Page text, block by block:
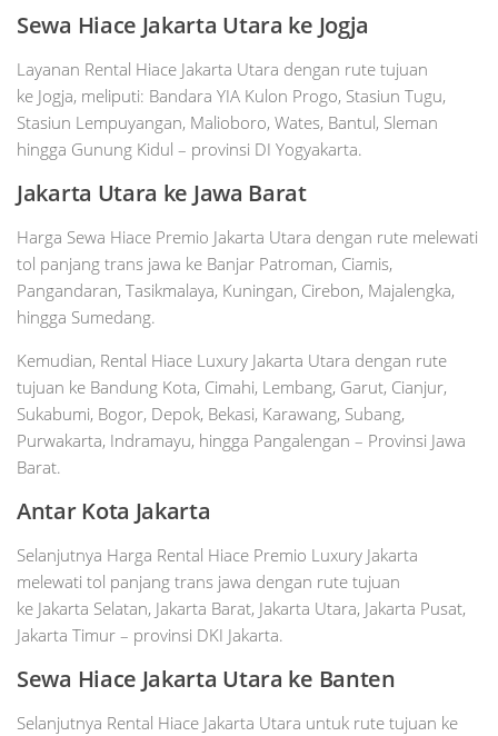
Sewa Hiace Jakarta Utara ke Jogja
Layanan Rental Hiace Jakarta Utara dengan rute tujuan
ke Jogja, meliputi: Bandara YIA Kulon Progo, Stasiun Tugu,
Stasiun Lempuyangan, Malioboro, Wates, Bantul, Sleman
hingga Gunung Kidul – provinsi DI Yogyakarta.
Jakarta Utara ke Jawa Barat
Harga Sewa Hiace Premio Jakarta Utara dengan rute melewati
tol panjang trans jawa ke Banjar Patroman, Ciamis,
Pangandaran, Tasikmalaya, Kuningan, Cirebon, Majalengka,
hingga Sumedang.
Kemudian, Rental Hiace Luxury Jakarta Utara dengan rute
tujuan ke Bandung Kota, Cimahi, Lembang, Garut, Cianjur,
Sukabumi, Bogor, Depok, Bekasi, Karawang, Subang,
Purwakarta, Indramayu, hingga Pangalengan – Provinsi Jawa
Barat.
Antar Kota Jakarta
Selanjutnya Harga Rental Hiace Premio Luxury Jakarta
melewati tol panjang trans jawa dengan rute tujuan
ke Jakarta Selatan, Jakarta Barat, Jakarta Utara, Jakarta Pusat,
Jakarta Timur – provinsi DKI Jakarta.
Sewa Hiace Jakarta Utara ke Banten
Selanjutnya Rental Hiace Jakarta Utara untuk rute tujuan ke